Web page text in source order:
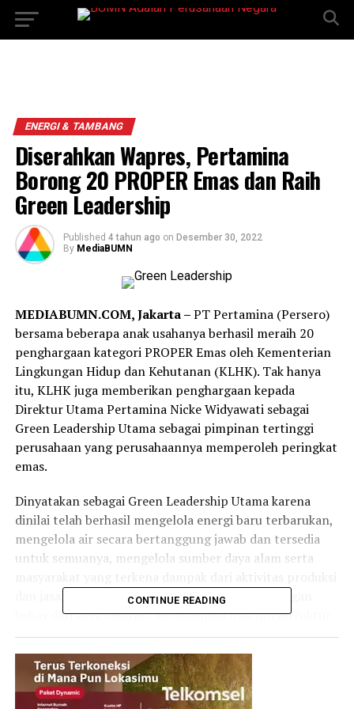
ENERGI & TAMBANG
Diserahkan Wapres, Pertamina
Borong 20 PROPER Emas dan Raih
Green Leadership
Published 4 tahun ago on Desember 30, 2022
By MediaBUMN
MEDIABUMN.COM, Jakarta –PT Pertamina (Persero)
bersama beberapa anak usahanya berhasil meraih 20
penghargaan kategori PROPER Emas oleh Kementerian
Lingkungan Hidup dan Kehutanan (KLHK). Tak hanya
itu, KLHK juga memberikan penghargaan kepada
Direktur Utama Pertamina Nicke Widyawati sebagai
Green Leadership Utama sebagai pimpinan tertinggi
perusahaan yang perusahaannya memperoleh peringkat
emas.
Dinyatakan sebagai Green Leadership Utama karena
dinilai telah berhasil mengelola energi baru terbarukan,
mengelola air secara bertanggung jawab dan tersedia
untuk semuanya, mengelola sumber daya alam serta
dan jasa, mengelola limbah dengan baik, lingkungan
bebas dari pencemaran, membangun fisik infrastruktur
untuk menjaga kesehatan ekosistem dan komunitasnya,
serta memenuhi kebutuhan masyarakat dibidang
kesehatan, memperlakukan secara adil dan tidak
diskriminasi.
CONTINUE READING